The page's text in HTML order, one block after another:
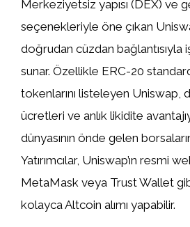
Merkeziyetsiz yapısı (DEX) ve
seçenekleriyle öne çıkan
doğrudan cüzdan bağlantısıyla
sunar. Özellikle ERC-20
tokenlarını listeleyen Uniswap,
ücretleri ve anlık likidite
dünyasının önde gelen
Yatırımcılar, Uniswap’ın resmi
MetaMask veya Trust Wallet
kolayca Altcoin alımı yapabilir.